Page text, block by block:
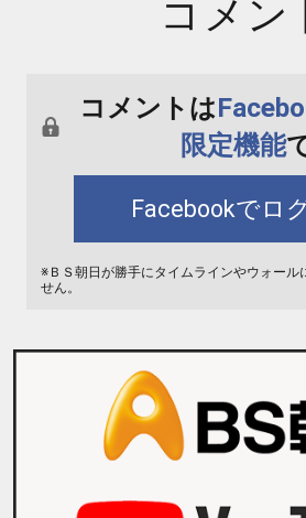
コメン
コメントは
限定機能
Facebookでロ
※ＢＳ朝日が勝手にタイムラインやウォール
せん。